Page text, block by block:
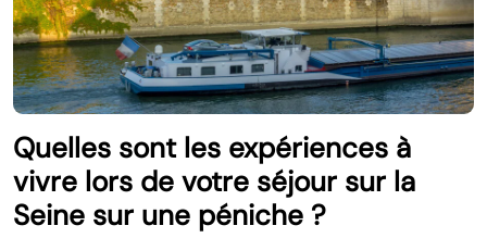
Quelles sont les expériences à
vivre lors de votre séjour sur la
Seine sur une péniche ?